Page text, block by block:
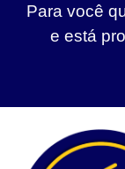
Para você
e está